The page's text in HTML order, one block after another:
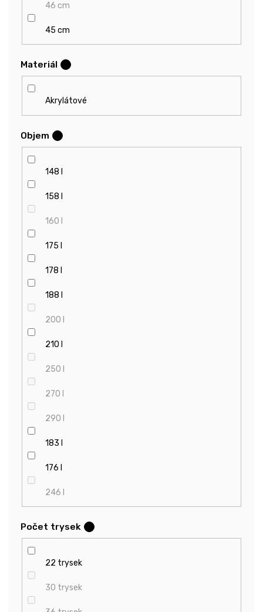
46 cm
45 cm
Materiál
Akrylátové
Objem
148 l
158 l
160 l
175 l
178 l
188 l
200 l
210 l
250 l
270 l
290 l
183 l
176 l
246 l
Počet trysek
22 trysek
30 trysek